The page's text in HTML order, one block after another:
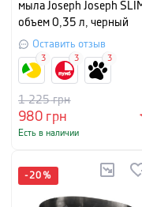
мыла Joseph Joseph
объем 0,35 л, черный
Оставить отзыв
980грн
1 225грн
Есть в наличии
3 3 3
-20 %